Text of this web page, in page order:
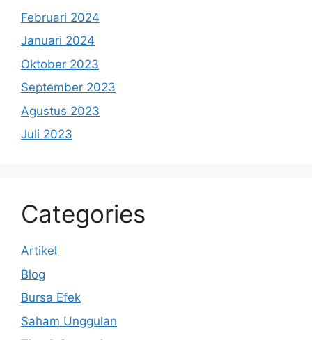
Februari 2024
Januari 2024
Oktober 2023
September 2023
Agustus 2023
Juli 2023
Categories
Artikel
Blog
Bursa Efek
Saham Unggulan